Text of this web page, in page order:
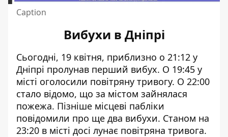
Caption
Вибухи в Дніпрі
Сьогодні, 19 квітня, приблизно о 21:12 у
Дніпрі пролунав перший вибух. О 19:45 у
місті оголосили повітряну тривогу. О 22:00
стало відомо, що за містом зайнялася
пожежа. Пізніше місцеві пабліки
повідомили про ще два вибухи. Станом на
23:20 в місті досі лунає повітряна тривога.